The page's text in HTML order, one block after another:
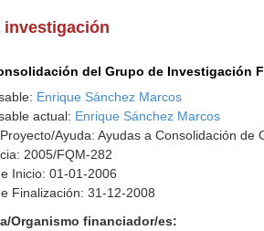
investigación
del Grupo de Investigación
Enrique Sánchez Marcos
actual: Enrique Sánchez Marcos
Ayuda: Ayudas a Consolidación de
2005/FQM-282
Inicio: 01-01-2006
Finalización: 31-12-2008
Organismo financiador/es: